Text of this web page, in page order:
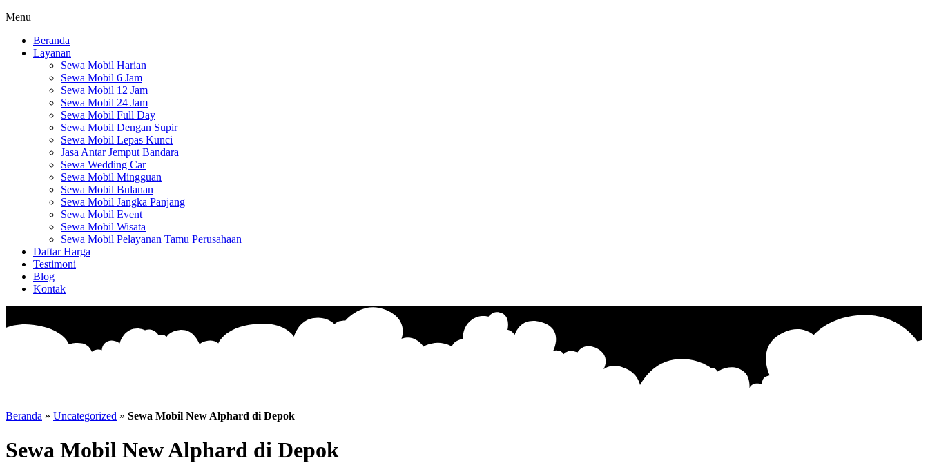
Menu
Beranda
Layanan
Sewa Mobil Harian
Sewa Mobil 6 Jam
Sewa Mobil 12 Jam
Sewa Mobil 24 Jam
Sewa Mobil Full Day
Sewa Mobil Dengan Supir
Sewa Mobil Lepas Kunci
Jasa Antar Jemput Bandara
Sewa Wedding Car
Sewa Mobil Mingguan
Sewa Mobil Bulanan
Sewa Mobil Jangka Panjang
Sewa Mobil Event
Sewa Mobil Wisata
Sewa Mobil Pelayanan Tamu Perusahaan
Daftar Harga
Testimoni
Blog
Kontak
Beranda » Uncategorized » Sewa Mobil New Alphard di Depok
Sewa Mobil New Alphard di Depok